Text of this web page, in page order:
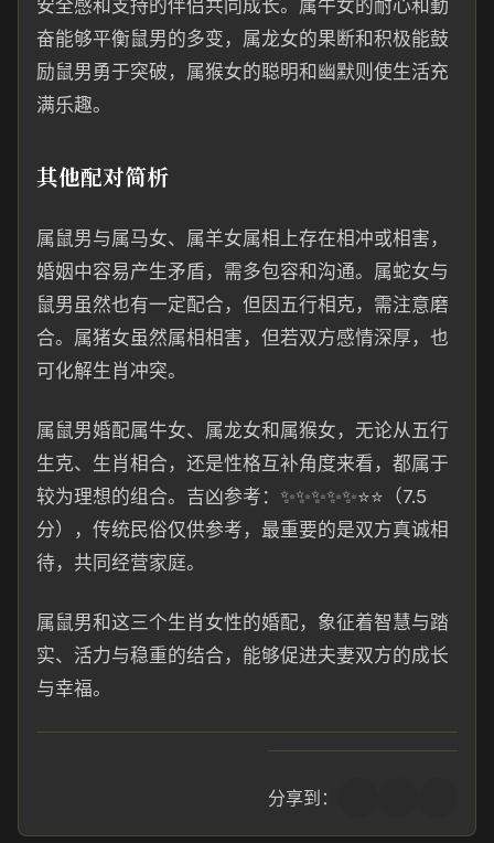
安全感和支持的伴侣共同成长。属牛女的耐心和勤
奋能够平衡鼠男的多变，属龙女的果断和积极能鼓
励鼠男勇于突破，属猴女的聪明和幽默则使生活充
满乐趣。
其他配对简析
属鼠男与属马女、属羊女属相上存在相冲或相害，
婚姻中容易产生矛盾，需多包容和沟通。属蛇女与
鼠男虽然也有一定配合，但因五行相克，需注意磨
合。属猪女虽然属相相害，但若双方感情深厚，也
可化解生肖冲突。
属鼠男婚配属牛女、属龙女和属猴女，无论从五行
生克、生肖相合，还是性格互补角度来看，都属于
较为理想的组合。吉凶参考：✨✨✨✨✨⭐⭐（7.5
分），传统民俗仅供参考，最重要的是双方真诚相
待，共同经营家庭。
属鼠男和这三个生肖女性的婚配，象征着智慧与踏
实、活力与稳重的结合，能够促进夫妻双方的成长
与幸福。
分享到：